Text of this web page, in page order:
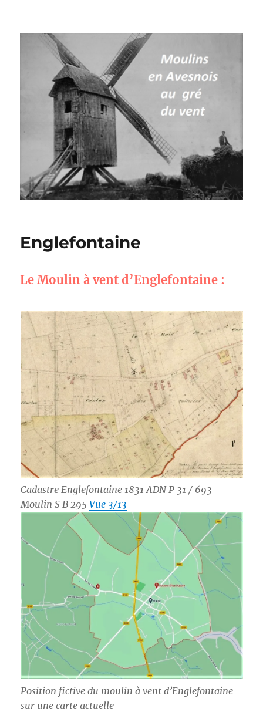
Moulins à vent en Avesnois
Englefontaine
Le Moulin à vent d’Englefontaine :
Cadastre Englefontaine 1831 ADN P 31 / 693
Moulin S B 295 Vue 3/13
Position fictive du moulin à vent d’Englefontaine
sur une carte actuelle